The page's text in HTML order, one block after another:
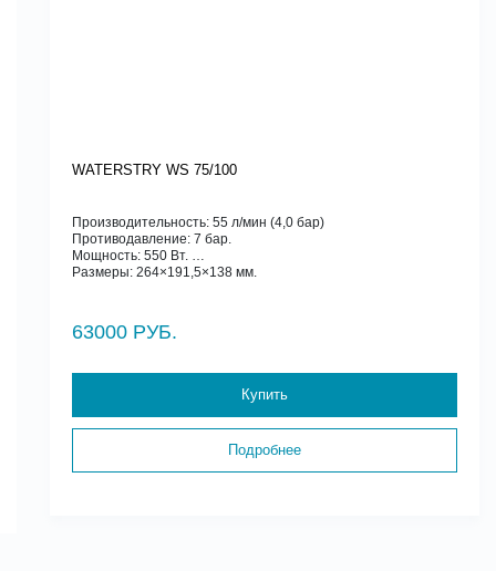
WATERSTRY WS 75/100
Производительность: 55 л/мин (4,0 бар)
Противодавление: 7 бар.
Мощность: 550 Вт.
Размеры: 264×191,5×138 мм.
63000 РУБ.
Купить
Подробнее